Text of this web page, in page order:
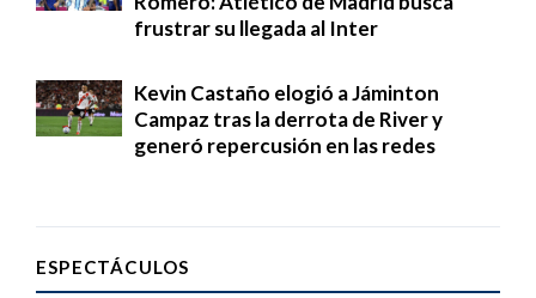
frustrar su llegada al Inter
Kevin Castaño elogió a Jáminton
Campaz tras la derrota de River y
generó repercusión en las redes
ESPECTÁCULOS